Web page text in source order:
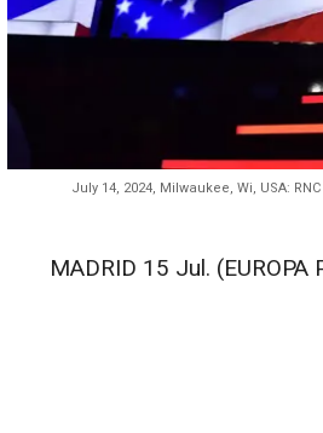
July 14, 2024, Milwaukee, Wi, USA:
MADRID 15 Jul. (EUROPA